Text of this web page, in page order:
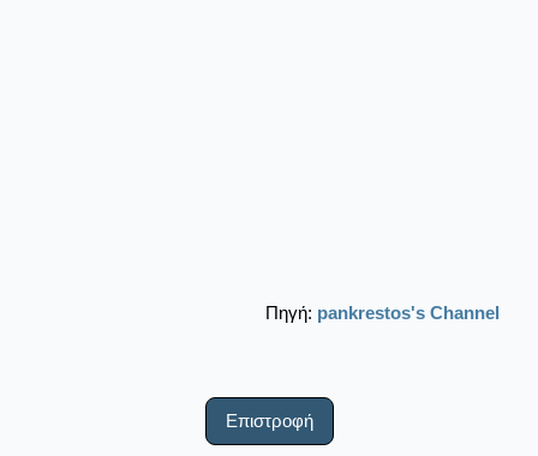
Πηγή: pankrestos's Channel
Επιστροφή